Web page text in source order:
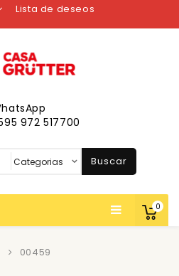
Lista de deseos
0
972 517700
Buscar
00459